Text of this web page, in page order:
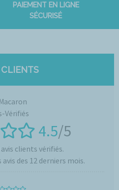
PAIEMENT EN LIGNE
SÉCURISÉ
4.5/5
clients vérifiés.
des 12 derniers mois.